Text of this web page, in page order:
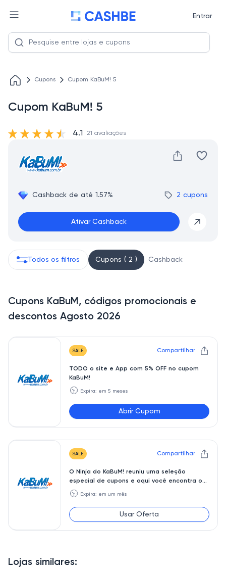
Entrar
Cupons Cupom KaBuM! 5
Cupom KaBuM! 5
Cashback de até 1.57% 2 cupons
Ativar Cashback
4.1 21 avaliações
Lojas similares:
Todos os filtros Cupons ( 2 ) Cashback
Cupons KaBuM, códigos promocionais e
descontos Agosto 2026
SALE Compartilhar
TODO o site e App com 5% OFF no cupom
KaBuM!
🕥 Expira: em 5 meses
Abrir Cupom
TONOKABUM
SALE Compartilhar
O Ninja do KaBuM! reuniu uma seleção
especial de cupons e aqui você encontra o
desconto perfeito par
🕥 Expira: em um mês
Usar Oferta